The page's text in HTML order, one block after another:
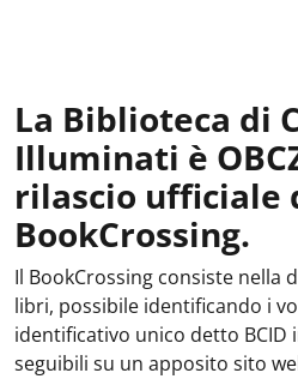
La Biblioteca di
Illuminati è
rilascio ufficiale
BookCrossing.
Il BookCrossing consiste nella
libri, possibile identificando i
identificativo unico detto BCID
seguibili su un apposito sito